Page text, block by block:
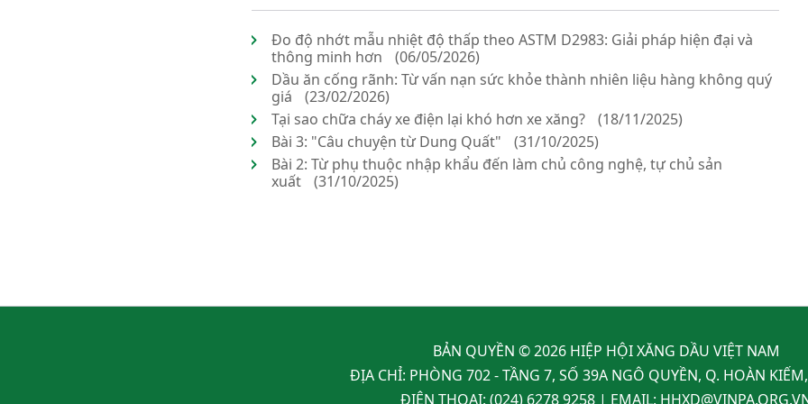
Đo độ nhớt mẫu nhiệt độ thấp theo ASTM D2983: Giải pháp hiện đại và
thông minh hơn
(06/05/2026)
Dầu ăn cống rãnh: Từ vấn nạn sức khỏe thành nhiên liệu hàng không quý
giá
(23/02/2026)
Tại sao chữa cháy xe điện lại khó hơn xe xăng?
(18/11/2025)
Bài 3: "Câu chuyện từ Dung Quất"
(31/10/2025)
Bài 2: Từ phụ thuộc nhập khẩu đến làm chủ công nghệ, tự chủ sản
xuất
(31/10/2025)
BẢN QUYỀN © 2026 HIỆP HỘI XĂNG DẦU VIỆT NAM
ĐỊA CHỈ: PHÒNG 702 - TẦNG 7, SỐ 39A NGÔ QUYỀN, Q. HOÀN
ĐIỆN THOẠI: (024) 6278 9258 | EMAIL: